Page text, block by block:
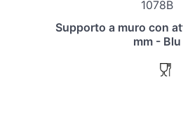
1078B
Supporto a muro con
mm - Blu